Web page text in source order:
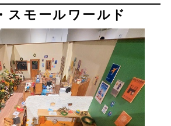
スモールワールド